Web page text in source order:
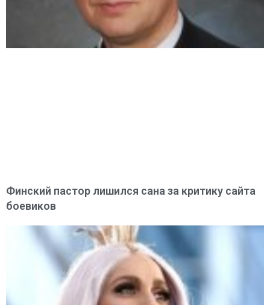
Финский пастор лишился сана за критику сайта
боевиков